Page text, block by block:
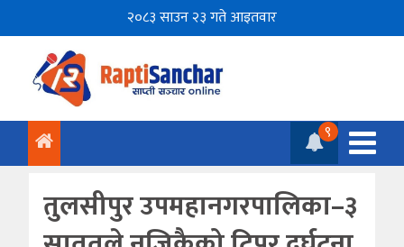
२०८३ साउन २३ गते आइतवार
९
तुलसीपुर उपमहानगरपालिका–३